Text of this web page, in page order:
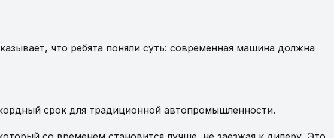
что ребята поняли суть: современная машина должна
срок для традиционной автопромышленности.